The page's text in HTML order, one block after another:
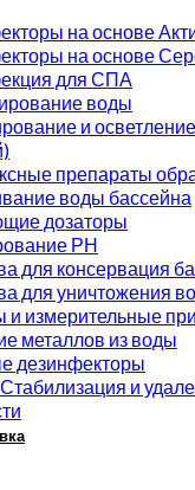
на основе
на основе
для СПА
воды
и
препараты
воды бассейна
дозаторы
РН
для консервация
для уничтожения
и измерительные
металлов из воды
дезинфекторы
и